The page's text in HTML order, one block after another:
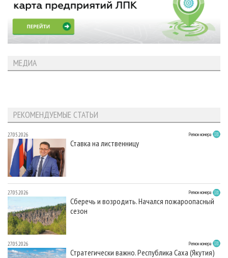
МЕДИА
РЕКОМЕНДУЕМЫЕ СТАТЬИ
27.05.2026 Регион номера
Ставка на лиственницу
27.05.2026 Регион номера
Сберечь и возродить. Начался пожароопасный
сезон
27.05.2026 Регион номера
Стратегически важно. Республика Саха (Якутия)